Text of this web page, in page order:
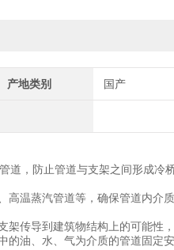
产地类别 国产
道，防止管道与支架之间形成冷
温蒸汽管道等，确保管道内介
传导到建筑物结构上的可能性
的油、水、气为介质的管道固定